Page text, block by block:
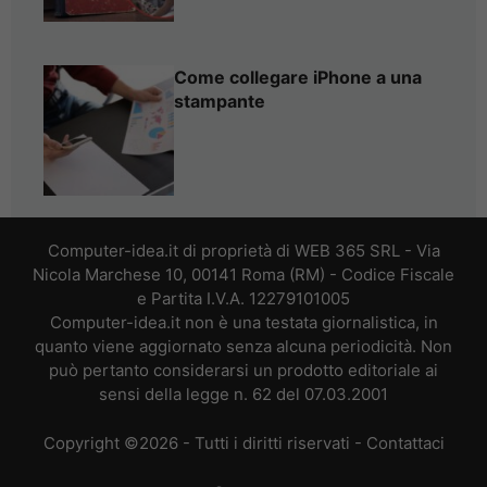
Come collegare iPhone a una
stampante
Computer-idea.it di proprietà di WEB 365 SRL - Via
Nicola Marchese 10, 00141 Roma (RM) - Codice Fiscale
e Partita I.V.A. 12279101005
Computer-idea.it non è una testata giornalistica, in
quanto viene aggiornato senza alcuna periodicità. Non
può pertanto considerarsi un prodotto editoriale ai
sensi della legge n. 62 del 07.03.2001
Copyright ©2026 - Tutti i diritti riservati - Contattaci